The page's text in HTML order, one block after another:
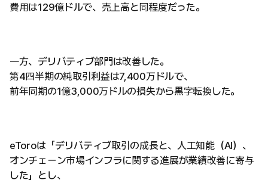
費用は129億ドルで、売上高と同程度だった。
一方、デリバティブ部門は改善した。
第4四半期の純取引利益は7,400万ドルで、
前年同期の1億3,000万ドルの損失から黒字転換した。
eToroは「デリバティブ取引の成長と、人工知能（AI）、
オンチェーン市場インフラに関する進展が業績改善に寄与
した」とし、